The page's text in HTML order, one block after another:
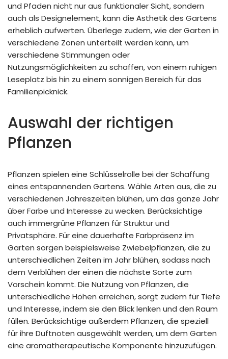
und Pfaden nicht nur aus funktionaler Sicht, sondern
auch als Designelement, kann die Ästhetik des Gartens
erheblich aufwerten. Überlege zudem, wie der Garten in
verschiedene Zonen unterteilt werden kann, um
verschiedene Stimmungen oder
Nutzungsmöglichkeiten zu schaffen, von einem ruhigen
Leseplatz bis hin zu einem sonnigen Bereich für das
Familienpicknick.
Auswahl der richtigen
Pflanzen
Pflanzen spielen eine Schlüsselrolle bei der Schaffung
eines entspannenden Gartens. Wähle Arten aus, die zu
verschiedenen Jahreszeiten blühen, um das ganze Jahr
über Farbe und Interesse zu wecken. Berücksichtige
auch immergrüne Pflanzen für Struktur und
Privatsphäre. Für eine dauerhafte Farbpräsenz im
Garten sorgen beispielsweise Zwiebelpflanzen, die zu
unterschiedlichen Zeiten im Jahr blühen, sodass nach
dem Verblühen der einen die nächste Sorte zum
Vorschein kommt. Die Nutzung von Pflanzen, die
unterschiedliche Höhen erreichen, sorgt zudem für Tiefe
und Interesse, indem sie den Blick lenken und den Raum
füllen. Berücksichtige außerdem Pflanzen, die speziell
für ihre Duftnoten ausgewählt werden, um dem Garten
eine aromatherapeutische Komponente hinzuzufügen.